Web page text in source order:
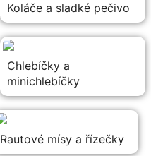
Koláče a sladké pečivo
Chlebíčky a
minichlebíčky
Rautové mísy a řízečky